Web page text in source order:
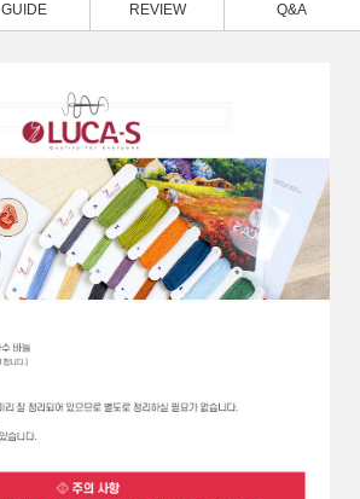
GUIDE REVIEW Q&A